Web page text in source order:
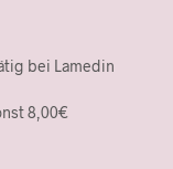
bei Lamedin
8,00€